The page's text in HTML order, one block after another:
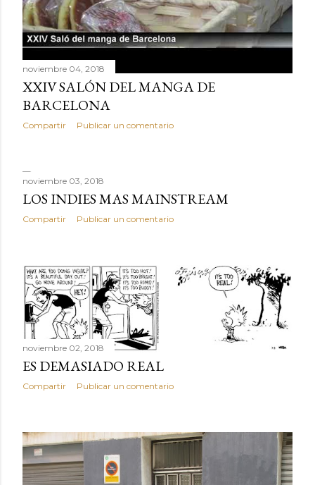
noviembre 04, 2018
XXIV SALÓN DEL MANGA DE
BARCELONA
Compartir Publicar un comentario
noviembre 03, 2018
LOS INDIES MAS MAINSTREAM
Compartir Publicar un comentario
noviembre 02, 2018
ES DEMASIADO REAL
Compartir Publicar un comentario